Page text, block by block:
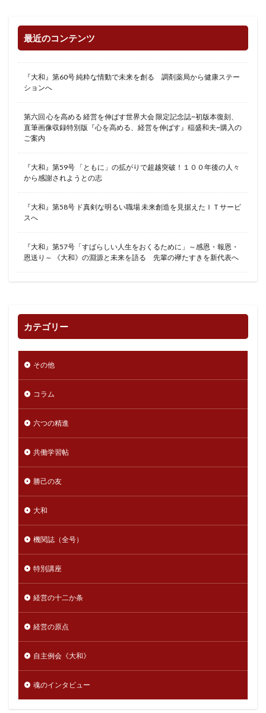
最近のコンテンツ
『大和』第60号 純粋な情動で未来を創る 調剤薬局から健康ステー
ションへ
第六回 心を高める 経営を伸ばす世界大会 限定記念誌~初版本復刻、
直筆画像収録特別版『心を高める、経営を伸ばす』稲盛和夫~購入の
ご案内
『大和』第59号 「ともに」の拡がりで超越突破！１００年後の人々
から感謝されようとの志
『大和』第58号 ド真剣な明るい職場 未来創造を見据えたＩＴサービ
スへ
『大和』第57号「すばらしい人生をおくるために」～感恩・報恩・
恩送り～ 《大和》の淵源と未来を語る 先輩の襷たすきを新代表へ
カテゴリー
その他
コラム
六つの精進
共働学習帖
勝己の友
大和
機関誌（全号）
特別講座
経営の十二か条
経営の原点
自主例会《大和》
魂のインタビュー